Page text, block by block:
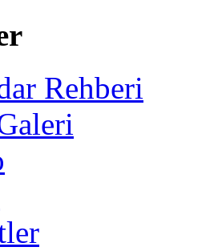
Rehberi